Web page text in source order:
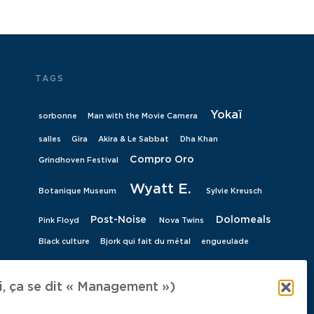
ça se dit « Management »)
TAGS
sorbonne Man with the Movie Camera Yokaï
salles Gira Akira & Le Sabbat Dha Khan
Grindhoven Festival Compro Oro
Botanique Museum Wyatt E. Sylvie Kreusch
Pink Floyd Post-Noise Nova Twins Dolomeals
Black culture Bjork qui fait du métal engueulade